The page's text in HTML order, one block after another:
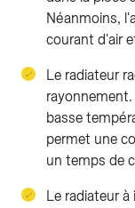
Néanmoins,
courant d'air
Le radiateur
basse
permet une
un temps de
Le radiateur